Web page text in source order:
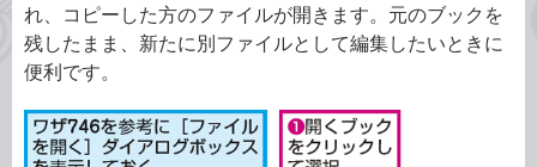
れ、コピーした方のファイルが開きます。元のブックを
残したまま、新たに別ファイルとして編集したいときに
便利です。